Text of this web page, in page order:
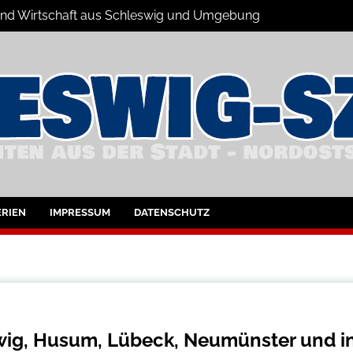
Wirtschaft aus Schleswig und Umgebung
und Umgebung
IMPRESSUM DATENSCHUTZ
Husum, Lübeck, Neumünster und